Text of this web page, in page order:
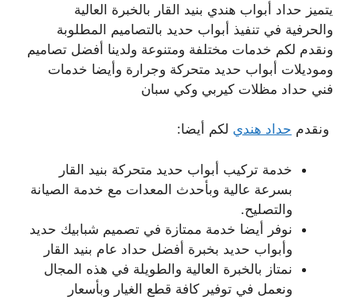
يتميز حداد أبواب هندي بنيد القار بالخبرة العالية
والحرفية في تنفيذ أبواب حديد بالتصاميم المطلوبة
ونقدم لكم خدمات مختلفة ومتنوعة ولدينا أفضل تصاميم
وموديلات أبواب حديد متحركة وجرارة وأيضا خدمات
فني حداد مظلات كيربي وكي سبان
ونقدم حداد هندي لكم أيضا:
خدمة تركيب أبواب حديد متحركة بنيد القار
بسرعة عالية وبأحدث المعدات مع خدمة الصيانة
والتصليح.
نوفر أيضا خدمة ممتازة في تصميم شبابيك حديد
وأبواب حديد بخبرة أفضل حداد عام بنيد القار
نمتاز بالخبرة العالية والطويلة في هذه المجال
ونعمل في توفير كافة قطع الغيار وبأسعار